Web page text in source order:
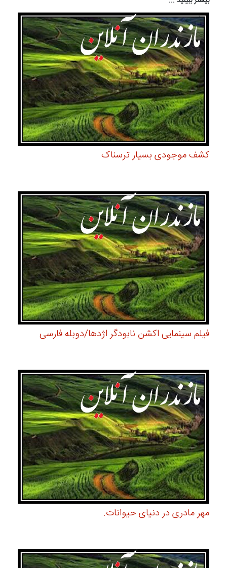
کشف موجودی بسیار ترسناک
فیلم سینمایی اکشن نابودگر اژدها/دوبله فارسی
مهر مادری در دنیای حیوانات.